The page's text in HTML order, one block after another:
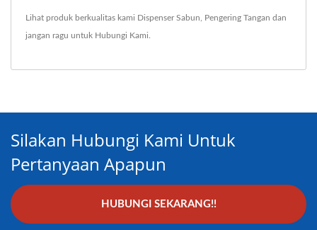
Lihat produk berkualitas kami Dispenser Sabun Pengering Tangan dan
jangan ragu untuk Hubungi Kami
Silakan Hubungi Kami Untuk
Pertanyaan Apapun
HUBUNGI SEKARANG!!